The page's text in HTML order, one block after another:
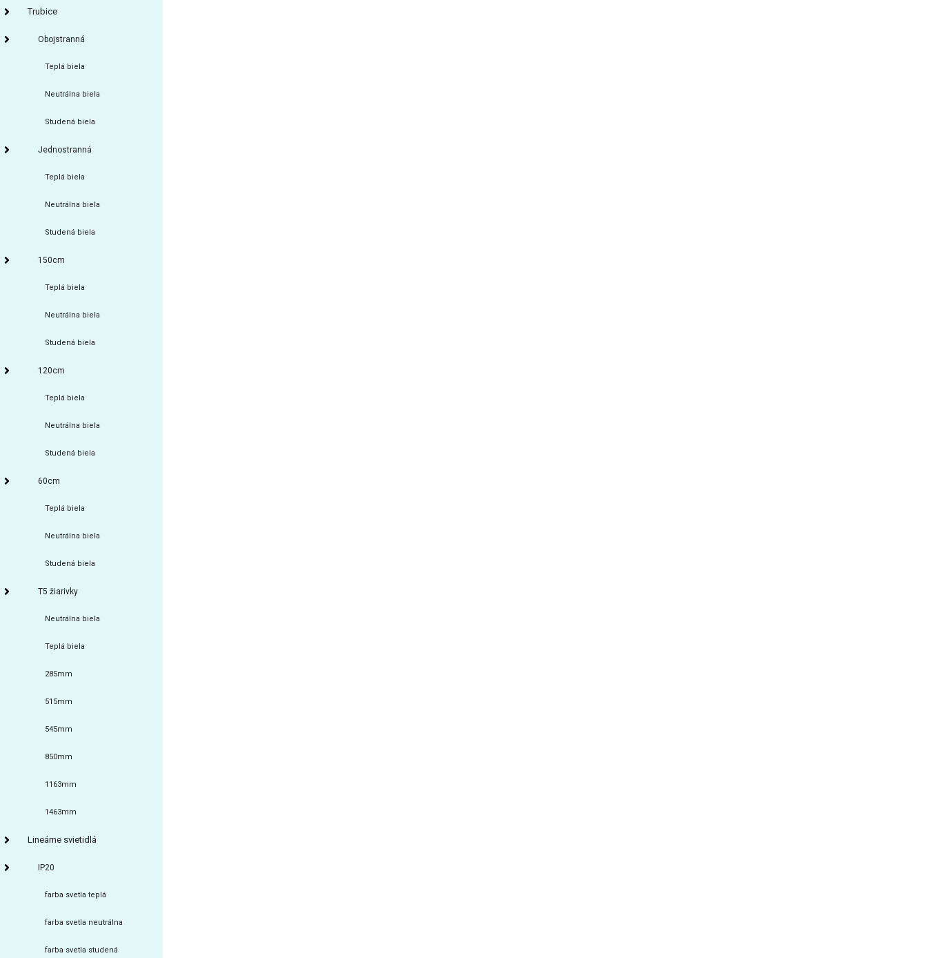
Trubice
Obojstranná
Teplá biela
Neutrálna biela
Studená biela
Jednostranná
Teplá biela
Neutrálna biela
Studená biela
150cm
Teplá biela
Neutrálna biela
Studená biela
120cm
Teplá biela
Neutrálna biela
Studená biela
60cm
Teplá biela
Neutrálna biela
Studená biela
T5 žiarivky
Neutrálna biela
Teplá biela
285mm
515mm
545mm
850mm
1163mm
1463mm
Lineárne svietidlá
IP20
farba svetla teplá
farba svetla neutrálna
farba svetla studená